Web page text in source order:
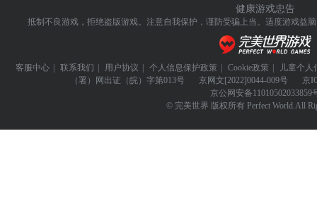
健康游戏忠告
抵制不良游戏，拒绝盗版游戏。注意自我保护，谨防受骗上当。 适度游戏益
客服中心 | 联系我们 | 用户协议 | 个人信息保护政策 | Cookie政策 |
儿童个人
（署）网出证（皖）字第013号
京网文[2022]0044-009号
京
京公网安备11010502033859
© 完美世界 版权所有 Perfect World.All